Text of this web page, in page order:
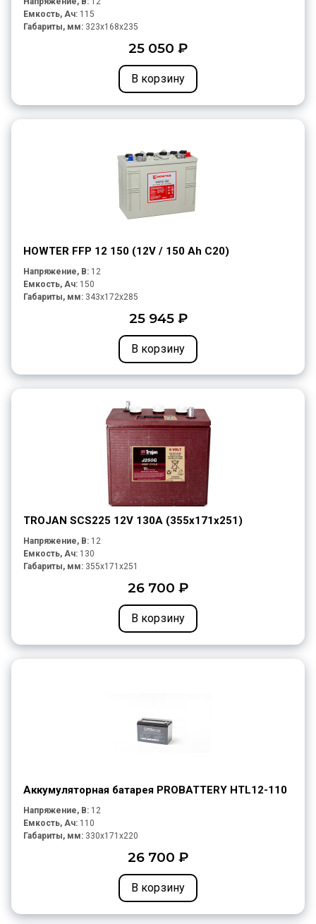
Емкость, Ач: 115
Габариты, мм: 323x168x235
25 050 ₽
В корзину
HOWTER FFP 12 150 (12V / 150 Ah C20)
Напряжение, В: 12
Емкость, Ач: 150
Габариты, мм: 343x172x285
25 945 ₽
В корзину
TROJAN SCS225 12V 130A (355х171х251)
Напряжение, В: 12
Емкость, Ач: 130
Габариты, мм: 355x171x251
26 700 ₽
В корзину
Аккумуляторная батарея PROBATTERY HTL12-110
Напряжение, В: 12
Емкость, Ач: 110
Габариты, мм: 330x171x220
26 700 ₽
В корзину